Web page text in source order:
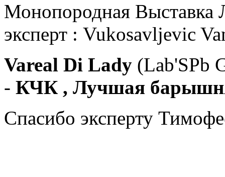
Монопородная Выставка
эксперт : Vukosavljevic
Vareal Di Lady (Lab'SPb
- КЧК , Лучшая
Спасибо эксперту